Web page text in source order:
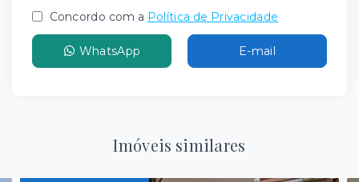
Concordo com a Política de Privacidade
WhatsApp E-mail
Imóveis similares